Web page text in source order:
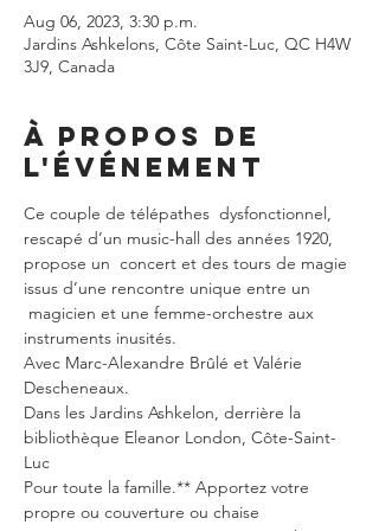
Aug 06, 2023, 3:30 p.m.
Jardins Ashkelons, Côte Saint-Luc, QC H4W
3J9, Canada
À propos de
l'événement
Ce couple de télépathes  dysfonctionnel,
rescapé d’un music-hall des années 1920,
propose un  concert et des tours de magie
issus d’une rencontre unique entre un
magicien et une femme-orchestre aux
instruments inusités.
Avec Marc-Alexandre Brûlé et Valérie
Descheneaux.
Dans les Jardins Ashkelon, derrière la
bibliothèque Eleanor London, Côte-Saint-
Luc
Pour toute la famille.** Apportez votre
propre ou couverture ou chaise